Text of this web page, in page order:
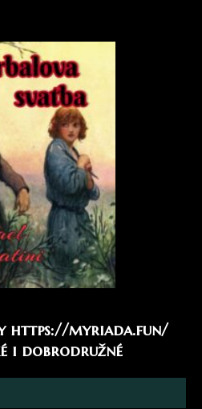
https://myriada.fun/
i dobrodružné